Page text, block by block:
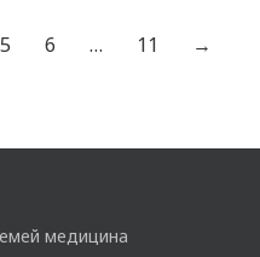
аға
алдағы
5 6 … 11 →
медицина